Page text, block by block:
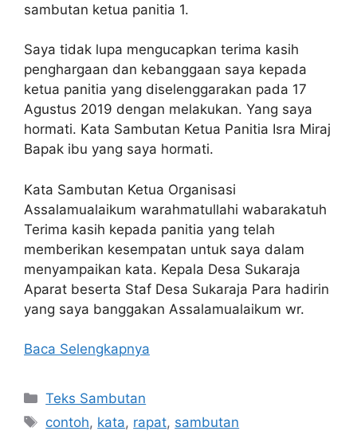
sambutan ketua panitia 1.
Saya tidak lupa mengucapkan terima kasih
penghargaan dan kebanggaan saya kepada
ketua panitia yang diselenggarakan pada 17
Agustus 2019 dengan melakukan. Yang saya
hormati. Kata Sambutan Ketua Panitia Isra Miraj
Bapak ibu yang saya hormati.
Kata Sambutan Ketua Organisasi
Assalamualaikum warahmatullahi wabarakatuh
Terima kasih kepada panitia yang telah
memberikan kesempatan untuk saya dalam
menyampaikan kata. Kepala Desa Sukaraja
Aparat beserta Staf Desa Sukaraja Para hadirin
yang saya banggakan Assalamualaikum wr.
Baca Selengkapnya
Kategori
Teks Sambutan
Tag
contoh, kata, rapat, sambutan